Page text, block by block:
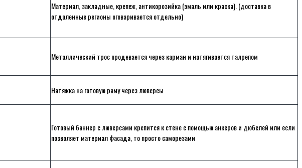
Материал, закладные, крепеж, антикорозийка (эмаль или краска). (доставка в
отдаленные регионы оговаривается отдельно)
Металлический трос продевается через карман и натягивается талрепом
Натяжка на готовую раму через люверсы
Готовый баннер с люверсами крепится к стене с помощью анкеров и дюбелей или если
позволяет материал фасада, то просто саморезами